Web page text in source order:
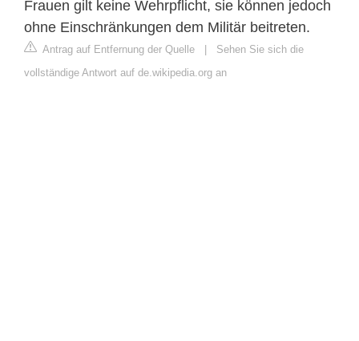
Frauen gilt keine Wehrpflicht, sie können jedoch
ohne Einschränkungen dem Militär beitreten.
Antrag auf Entfernung der Quelle | Sehen Sie sich die
vollständige Antwort auf de.wikipedia.org an